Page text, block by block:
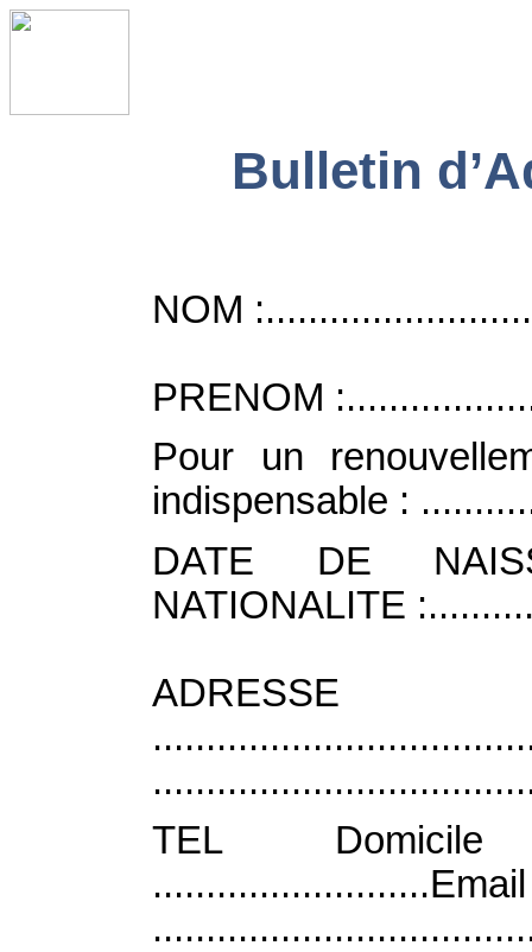
Bulletin
NOM
PRENOM
Pour un
indispensable :
DATE DE
NATIONALITE
ADRESSE
TEL Domicile